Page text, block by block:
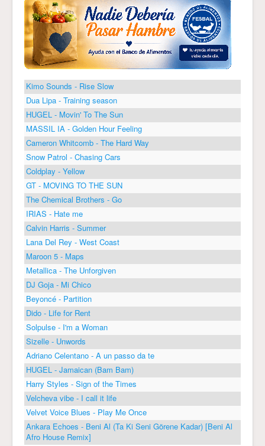
Kimo Sounds - Rise Slow
Dua Lipa - Training season
HUGEL - Movin' To The Sun
MASSIL IA - Golden Hour Feeling
Cameron Whitcomb - The Hard Way
Snow Patrol - Chasing Cars
Coldplay - Yellow
GT - MOVING TO THE SUN
The Chemical Brothers - Go
IRIAS - Hate me
Calvin Harris - Summer
Lana Del Rey - West Coast
Maroon 5 - Maps
Metallica - The Unforgiven
DJ Goja - Mi Chico
Beyoncé - Partition
Dido - Life for Rent
Solpulse - I'm a Woman
Sizelle - Unwords
Adriano Celentano - A un passo da te
HUGEL - Jamaican (Bam Bam)
Harry Styles - Sign of the Times
Velcheva vibe - I call it life
Velvet Voice Blues - Play Me Once
Ankara Echoes - Beni Al (Ta Ki Seni Görene Kadar) [Beni Al
Afro House Remix]